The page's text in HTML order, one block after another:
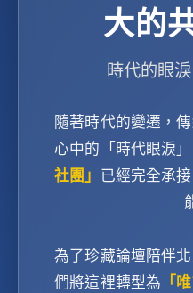
大的
時代的眼
隨著時代的變遷，
心中的「時代眼淚」
社團」 已經完全承
為了珍藏論壇陪伴
們將這裡轉型為 「